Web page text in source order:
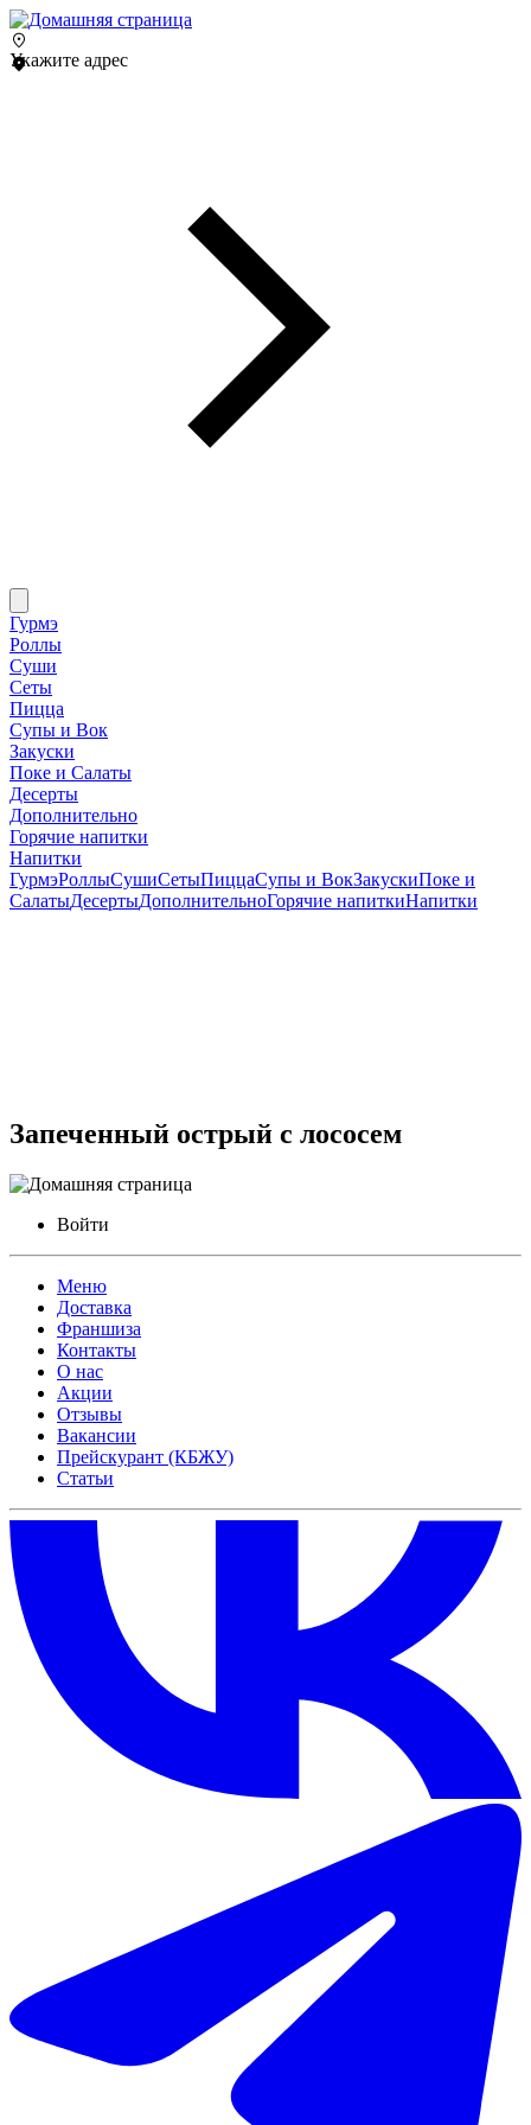
Укажите адрес
Гурмэ
Роллы
Суши
Сеты
Пицца
Супы и Вок
Закуски
Поке и Салаты
Десерты
Дополнительно
Горячие напитки
Напитки
ГурмэРоллыСушиСетыПиццаСупы и ВокЗакускиПоке и
СалатыДесертыДополнительноГорячие напиткиНапитки
Запеченный острый с лососем
Войти
Меню
Доставка
Франшиза
Контакты
О нас
Акции
Отзывы
Вакансии
Прейскурант (КБЖУ)
Статьи